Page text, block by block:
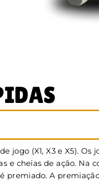
(X1, X3 e X5). Os
cheias de ação. Na
premiado. A